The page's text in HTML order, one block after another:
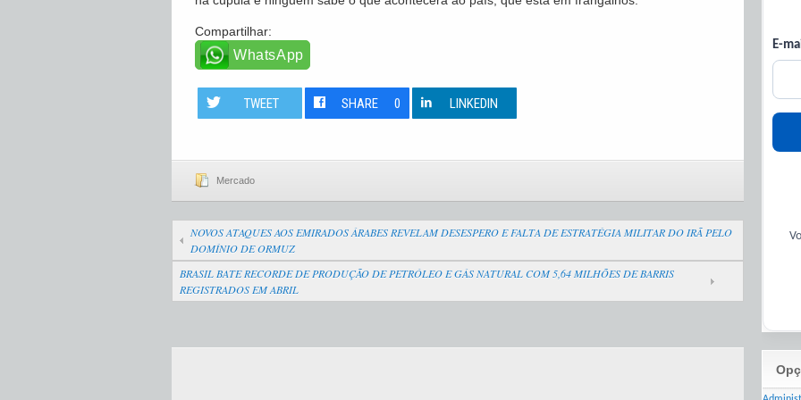
Compartilhar:
WhatsApp
TWEET SHARE 0 LINKEDIN
Mercado
NOVOS ATAQUES AOS EMIRADOS ÁRABES REVELAM DESESPERO E FALTA DE ESTRATÉGIA MILITAR DO IRÃ PELO
DOMÍNIO DE ORMUZ
BRASIL BATE RECORDE DE PRODUÇÃO DE PETRÓLEO E GÁS NATURAL COM 5,64 MILHÕES DE BARRIS
REGISTRADOS EM ABRIL
E-